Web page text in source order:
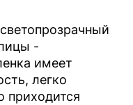
-
имеет
легко
приходится